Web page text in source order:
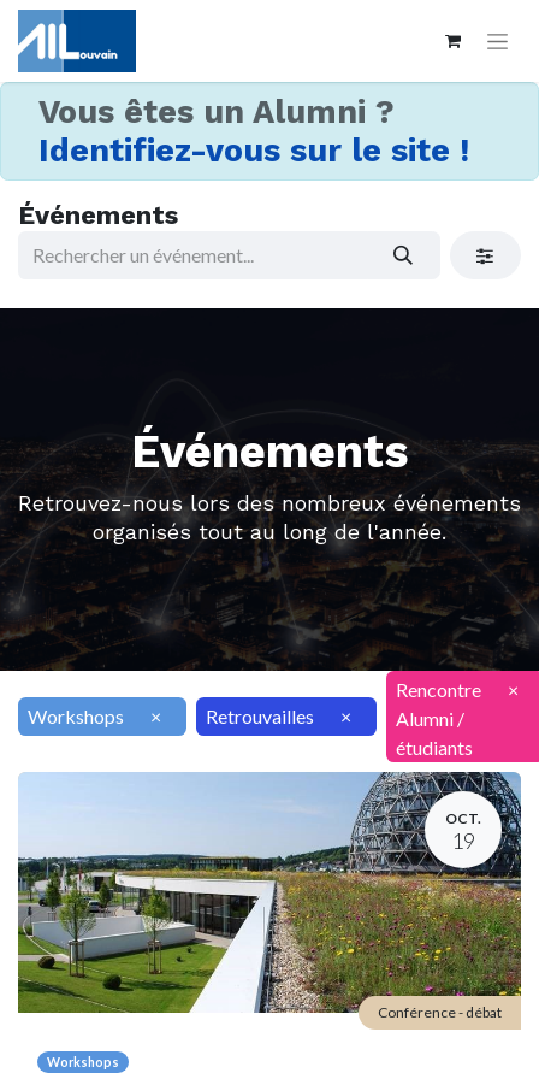
Vous êtes un Alumni ?
Identifiez-vous sur le site !
Événements
Événements
Retrouvez-nous lors des nombreux événements
organisés tout au long de l'année.
Workshops × Retrouvailles ×
Rencontre
Alumni /
étudiants
×
OCT.
19
Workshops
Conférence - débat